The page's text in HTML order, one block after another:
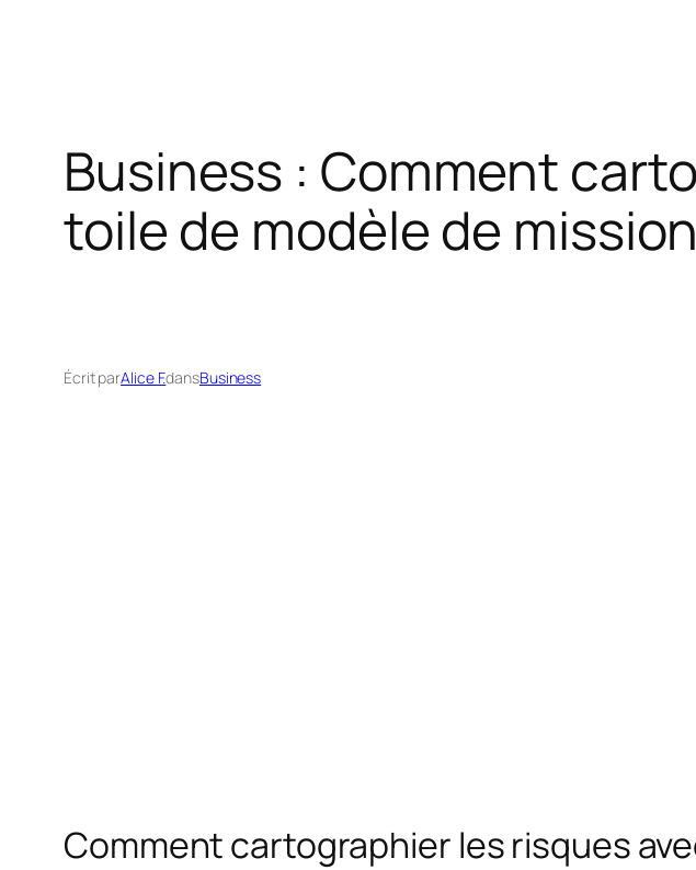
Business : Comment
toile de modèle de
Écrit parAlice F.dansBusiness
Comment cartographier les risques